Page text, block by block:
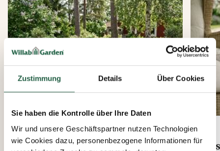
Zustimmung Details Über Cookies
Sie haben die Kontrolle über Ihre Daten
Wir und unsere Geschäftspartner nutzen Technologien
wie Cookies dazu, personenbezogene Informationen für
Pollen Runder Tisch